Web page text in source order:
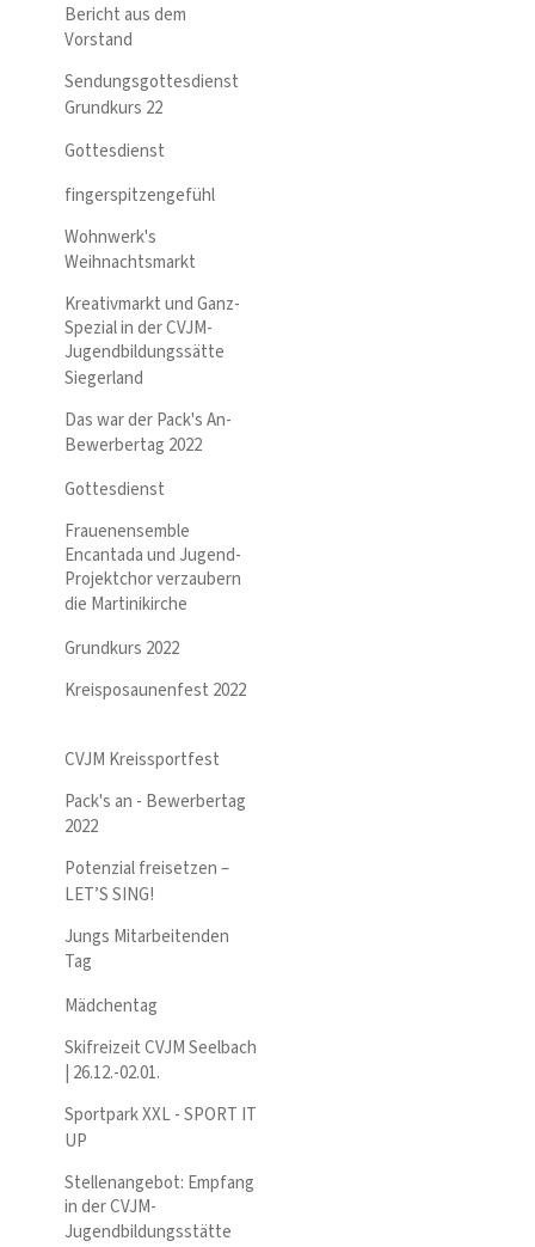
Bericht aus dem
Vorstand
Sendungsgottesdienst
Grundkurs 22
Gottesdienst
fingerspitzengefühl
Wohnwerk's
Weihnachtsmarkt
Kreativmarkt und Ganz-
Spezial in der CVJM-
Jugendbildungssätte
Siegerland
Das war der Pack's An-
Bewerbertag 2022
Gottesdienst
Frauenensemble
Encantada und Jugend-
Projektchor verzaubern
die Martinikirche
Grundkurs 2022
Kreisposaunenfest 2022
CVJM Kreissportfest
Pack's an - Bewerbertag
2022
Potenzial freisetzen –
LET’S SING!
Jungs Mitarbeitenden
Tag
Mädchentag
Skifreizeit CVJM Seelbach
| 26.12.-02.01.
Sportpark XXL - SPORT IT
UP
Stellenangebot: Empfang
in der CVJM-
Jugendbildungsstätte